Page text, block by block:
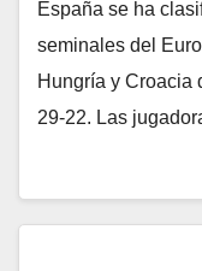
España se ha
seminales del
Hungría y Croacia
29-22. Las